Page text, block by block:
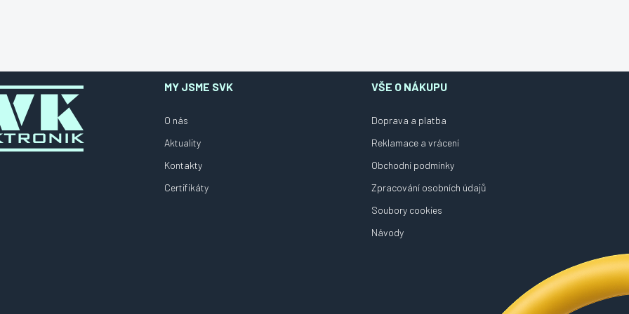
MY JSME SVK
O nás
Aktuality
Kontakty
Certifikáty
VŠE O NÁKUPU
Doprava a platba
Reklamace a vrácení
Obchodní podmínky
Zpracování osobních údajů
Soubory cookies
Návody